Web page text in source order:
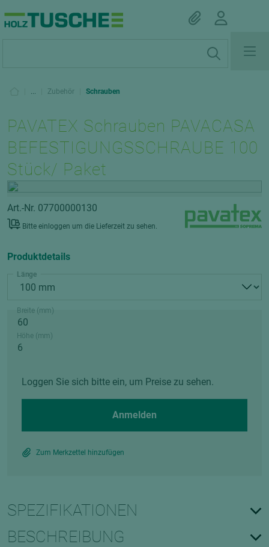
... Zubehör Schrauben
PAVATEX Schrauben PAVACASA
BEFESTIGUNGSSCHRAUBE 100
Stück/ Paket
Art.-Nr. 07700000130
Bitte einloggen um die Lieferzeit zu sehen.
Produktdetails
Länge
Breite (mm)
Höhe (mm)
Loggen Sie sich bitte ein, um Preise zu sehen.
Anmelden
Zum Merkzettel hinzufügen
SPEZIFIKATIONEN
BESCHREIBUNG